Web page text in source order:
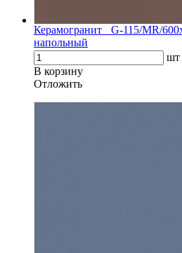
Керамогранит G-115/MR/
напольный
шт
В корзину
Oтложить